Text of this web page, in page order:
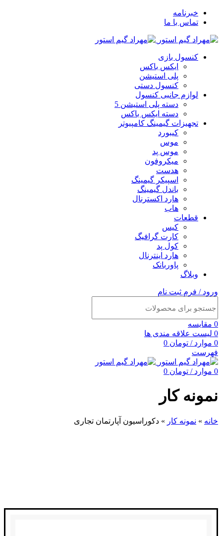
خبرنامه
تماس با ما
کنسول بازی
ایکس باکس
پلی استیشن
کنسول دستی
لوازم جانبی کنسول
دسته پلی استیشن 5
دسته ایکس باکس
تجهیزات گیمینگ کامپیوتر
کیبورد
موس
موس پد
میکروفون
هدست
اسپیکر گیمینگ
باندل گیمینگ
هارد اکسترنال
هاب
قطعات
کیس
کارت گرافیگ
کول پد
هارد اینترنال
پاوربانک
وبلاگ
ورود / فرم ثبت نام
0 مقایسه
0 لیست علاقه مندی ها
0 موارد / تومان
فهرست
0 موارد / تومان
نمونه کار
خانه » نمونه کار » دکوراسیون آپارتمان تجاری